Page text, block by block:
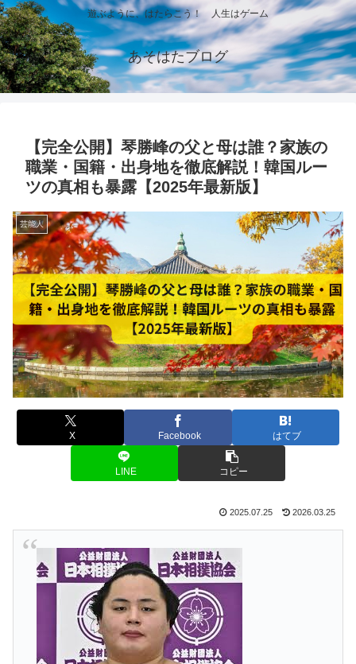
遊ぶように、はたらこう！ 人生はゲーム
あそはたブログ
【完全公開】琴勝峰の父と母は誰？家族の
職業・国籍・出身地を徹底解説！韓国ルー
ツの真相も暴露【2025年最新版】
芸能人
X Facebook はてブ
LINE コピー
2025.07.25 2026.03.25